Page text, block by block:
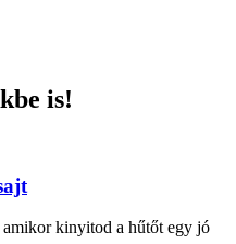
is!
kinyitod a hűtőt egy jó